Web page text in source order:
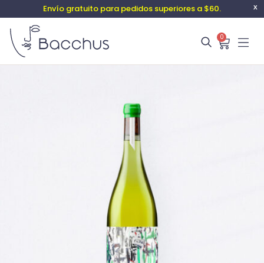
X
Envío gratuito para pedidos superiores a $60.
0